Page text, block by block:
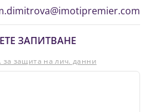
ЗАПИТВАНЕ
за защита на лич. данни